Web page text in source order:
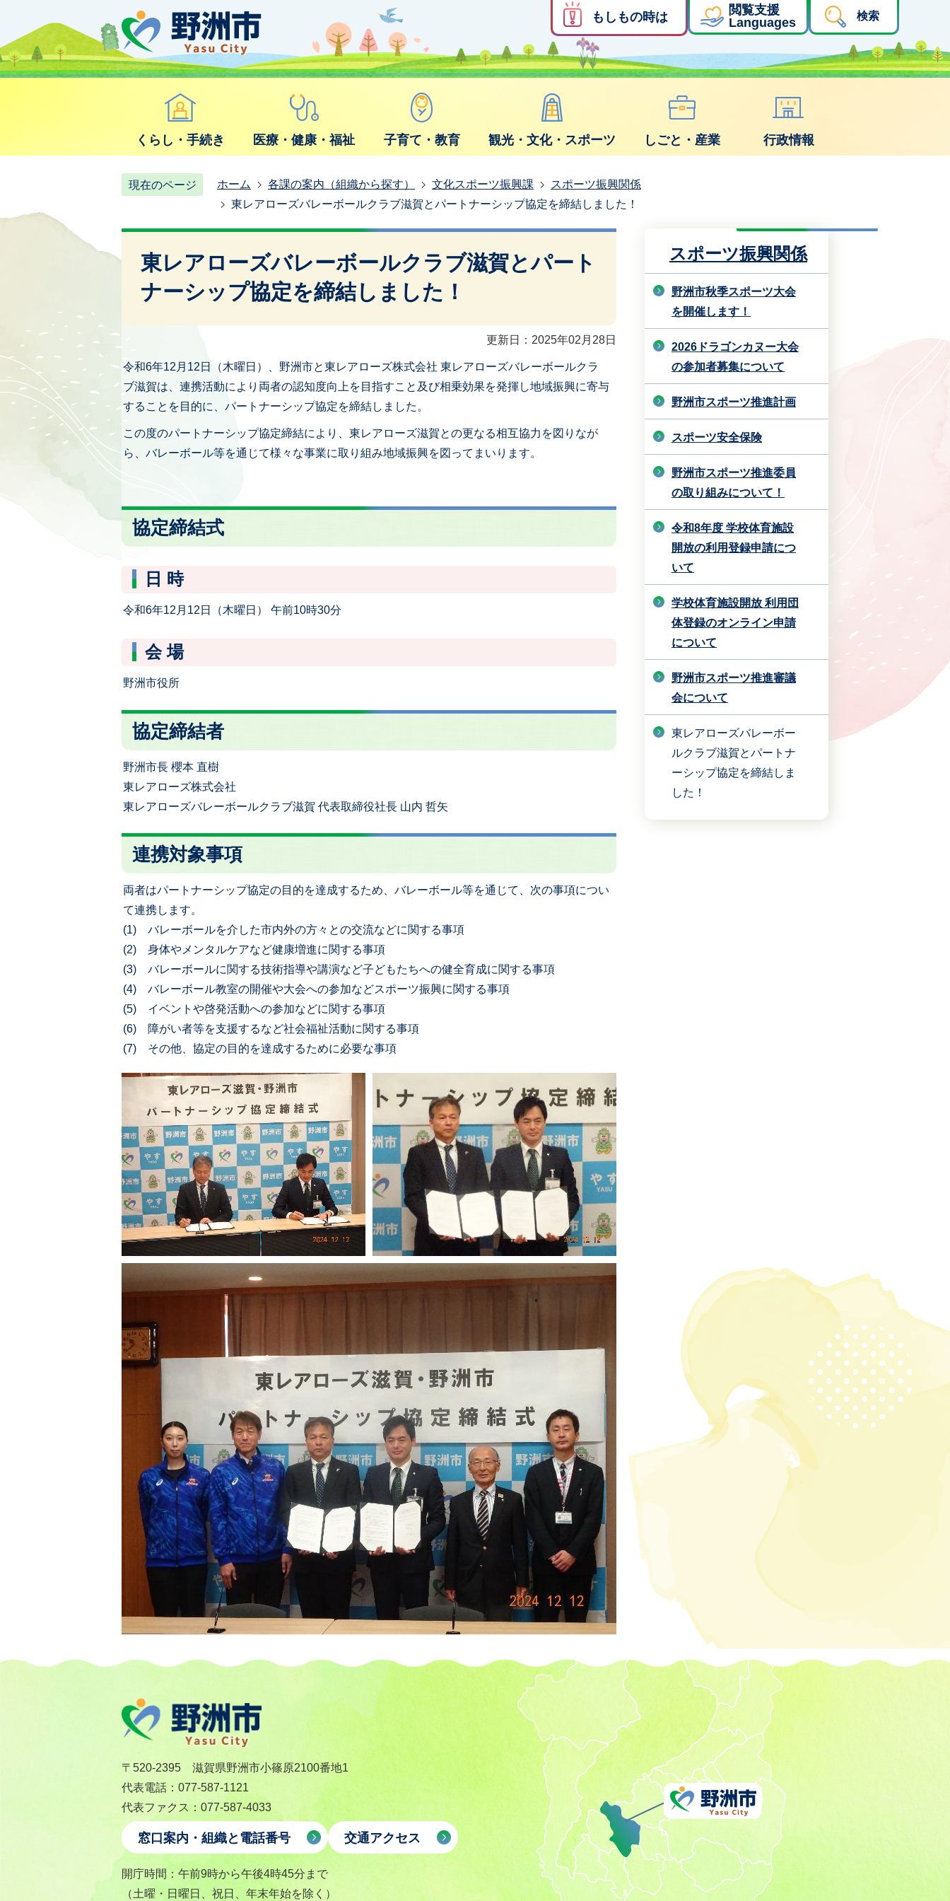
もしもの時は
閲覧支援
Languages
検索
くらし・手続き 医療・健康・福祉 子育て・教育 観光・文化・スポーツ しごと・産業 行政情報
現在のページ ホーム 各課の案内（組織から探す） 文化スポーツ振興課
スポーツ振興関係
東レアローズバレーボールクラブ滋賀とパートナーシップ協定を締結しました！
東レアローズバレーボールクラブ滋賀とパート
ナーシップ協定を締結しました！
更新日：2025年02月28日
令和6年12月12日（木曜日）、野洲市と東レアローズ株式会社 東レアローズバレーボールクラ
ブ滋賀は、連携活動により両者の認知度向上を目指すこと及び相乗効果を発揮し地域振興に寄与
することを目的に、パートナーシップ協定を締結しました。
この度のパートナーシップ協定締結により、東レアローズ滋賀との更なる相互協力を図りなが
ら、バレーボール等を通じて様々な事業に取り組み地域振興を図ってまいります。
協定締結式
日 時
令和6年12月12日（木曜日） 午前10時30分
会 場
野洲市役所
協定締結者
野洲市長 櫻本 直樹
東レアローズ株式会社
東レアローズバレーボールクラブ滋賀 代表取締役社長 山内 哲矢
連携対象事項
両者はパートナーシップ協定の目的を達成するため、バレーボール等を通じて、次の事項につい
て連携します。
(1) バレーボールを介した市内外の方々との交流などに関する事項
(2) 身体やメンタルケアなど健康増進に関する事項
(3) バレーボールに関する技術指導や講演など子どもたちへの健全育成に関する事項
(4) バレーボール教室の開催や大会への参加などスポーツ振興に関する事項
(5) イベントや啓発活動への参加などに関する事項
(6) 障がい者等を支援するなど社会福祉活動に関する事項
(7) その他、協定の目的を達成するために必要な事項
スポーツ振興関係
野洲市秋季スポーツ大会
を開催します！
2026ドラゴンカヌー大会
の参加者募集について
野洲市スポーツ推進計画
スポーツ安全保険
野洲市スポーツ推進委員
の取り組みについて！
令和8年度 学校体育施設
開放の利用登録申請につ
いて
学校体育施設開放 利用団
体登録のオンライン申請
について
野洲市スポーツ推進審議
会について
東レアローズバレーボー
ルクラブ滋賀とパートナ
ーシップ協定を締結しま
した！
〒520-2395 滋賀県野洲市小篠原2100番地1
代表電話：077-587-1121
代表ファクス：077-587-4033
窓口案内・組織と電話番号 交通アクセス
開庁時間：午前9時から午後4時45分まで
（土曜・日曜日、祝日、年末年始を除く）